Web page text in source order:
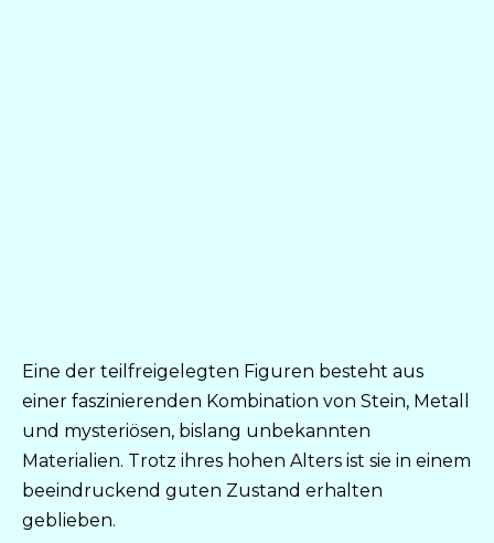
Eine der teilfreigelegten Figuren besteht aus
einer faszinierenden Kombination von Stein, Metall
und mysteriösen, bislang unbekannten
Materialien. Trotz ihres hohen Alters ist sie in einem
beeindruckend guten Zustand erhalten
geblieben.